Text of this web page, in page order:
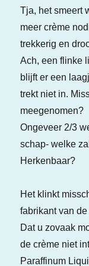
Tja, het smeert
meer crème
trekkerig en
Ach, een flinke
blijft er een
trekt niet in.
meegenomen?
Ongeveer 2/3
schap- welke
Herkenbaar?
Het klinkt
fabrikant van
Dat u zovaak
de crème niet
Paraffinum